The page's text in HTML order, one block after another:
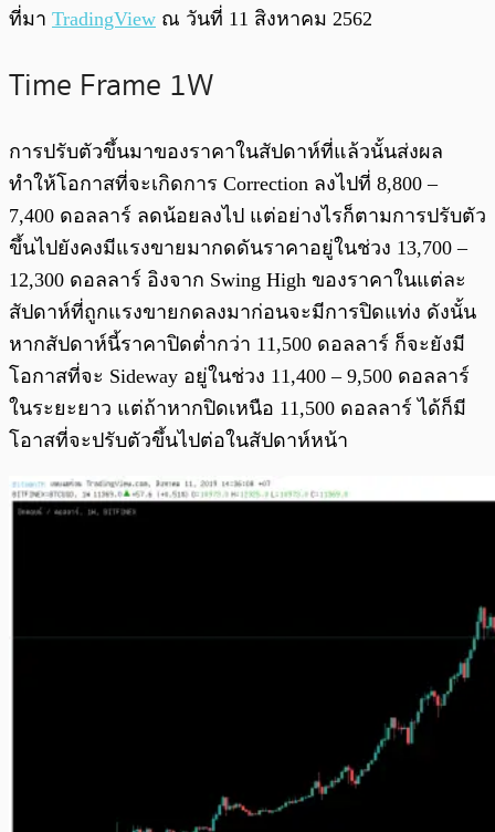
ที่มา TradingView ณ วันที่ 11 สิงหาคม 2562
Time Frame 1W
การปรับตัวขึ้นมาของราคาในสัปดาห์ที่แล้วนั้นส่งผล
ทำให้โอกาสที่จะเกิดการ Correction ลงไปที่ 8,800 –
7,400 ดอลลาร์ ลดน้อยลงไป แต่อย่างไรก็ตามการปรับตัว
ขึ้นไปยังคงมีแรงขายมากดดันราคาอยู่ในช่วง 13,700 –
12,300 ดอลลาร์ อิงจาก Swing High ของราคาในแต่ละ
สัปดาห์ที่ถูกแรงขายกดลงมาก่อนจะมีการปิดแท่ง ดังนั้น
หากสัปดาห์นี้ราคาปิดต่ำกว่า 11,500 ดอลลาร์ ก็จะยังมี
โอกาสที่จะ Sideway อยู่ในช่วง 11,400 – 9,500 ดอลลาร์
ในระยะยาว แต่ถ้าหากปิดเหนือ 11,500 ดอลลาร์ ได้ก็มี
โอาสที่จะปรับตัวขึ้นไปต่อในสัปดาห์หน้า